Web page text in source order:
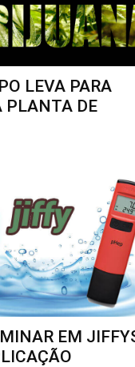
LEVA PARA
PLANTA DE
EM